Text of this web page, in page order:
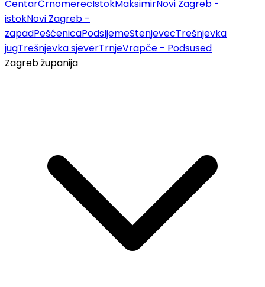
CentarČrnomerecIstokMaksimirNovi Zagreb -
istokNovi Zagreb -
zapadPešćenicaPodsljemeStenjevecTrešnjevka
jugTrešnjevka sjeverTrnjeVrapče - Podsused
Zagreb županija